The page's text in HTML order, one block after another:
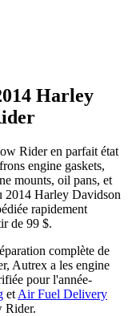
Harley
Rideren parfait état
engine gaskets,
mounts, oil pans, et
2014 Harley Davidson
rapidement
de 99 $.
complète de
, Autrex a les engine
pour l'année-
et Air Fuel Delivery
Rider.